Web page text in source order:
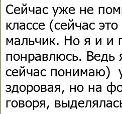
Сейчас уже не
классе (сейчас
мальчик. Но я и и
понравлюсь.
сейчас понимаю)
здоровая, но на
говоря,